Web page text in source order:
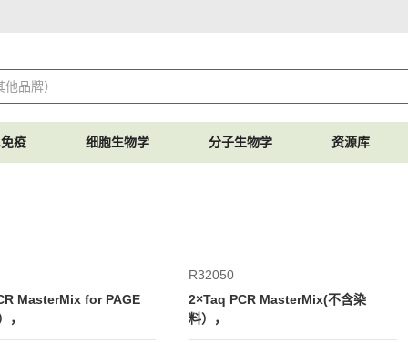
疫 细胞生物学 分子生物学 资源库
MasterMix for PAGE
，
R32050
2×Taq PCR MasterMix(不含染
料），